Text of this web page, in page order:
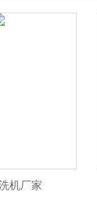
机厂家